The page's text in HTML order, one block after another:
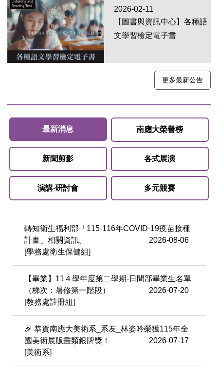
2026-02-11
【圖書與資訊中心】各種語
文學習檢定電子書
更多最新公告
最新消息 南應大榮譽榜
新聞剪影 各式展演
演講‧研討會 多元競賽
轉知衛生福利部「115-116年COVID-19疫苗接種
計畫」相關資訊。
2026-08-06
[學務處衛生保健組]
【畢業】11４學年度第二學期-日間部畢業生名單
（梯次：暑修第一階段）
2026-07-20
[教務處註冊組]
​​​​​​​🎉 恭賀南應大美術系_系友_林姿吟榮獲115年全
國美術展版畫類銀牌獎！
2026-07-17
[美術系]